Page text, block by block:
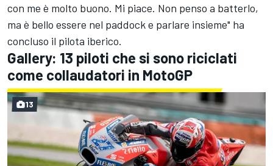
con me è molto buono. Mi piace. Non penso a batterlo,
ma è bello essere nel paddock e parlare insieme" ha
concluso il pilota iberico.
Gallery: 13 piloti che si sono riciclati
come collaudatori in MotoGP
13